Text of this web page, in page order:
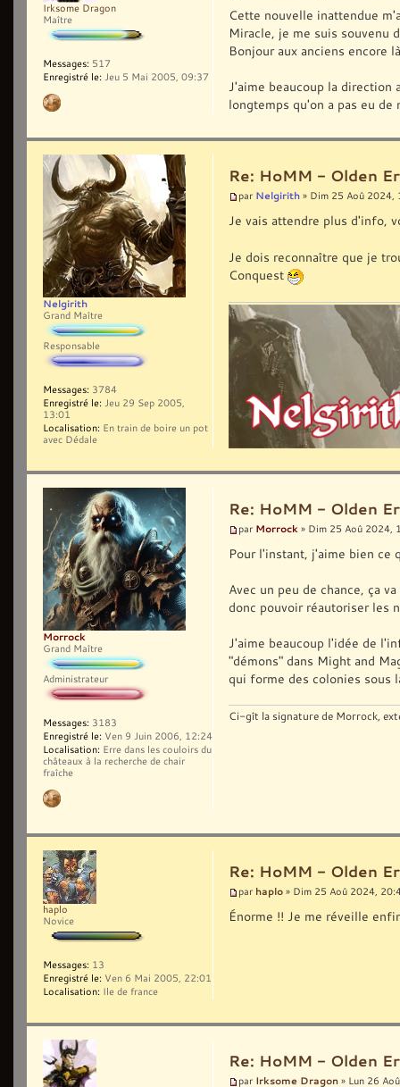
Cette nouvelle inattendue
Miracle, je me suis souvenu
Bonjour aux anciens encore
J'aime beaucoup la
longtemps qu'on a pas eu
Irksome Dragon
Maître
Messages: 517
Enregistré le: Jeu 5 Mai 2005, 09:37
Re: HoMM - Olden
par Nelgirith » Dim 25 Aoû 2024,
Je vais attendre plus d'info,
Je dois reconnaître que je
Conquest
Nelgirith
Grand Maître
Responsable
Messages: 3784
Enregistré le: Jeu 29 Sep 2005,
13:01
Localisation: En train de boire un pot
avec Dédale
Re: HoMM - Olden
par Morrock » Dim 25 Aoû 2024,
Pour l'instant, j'aime bien ce
Avec un peu de chance, ça
donc pouvoir réautoriser les
J'aime beaucoup l'idée de
"démons" dans Might and
qui forme des colonies sous
Ci-gît la signature de Morrock,
Morrock
Grand Maître
Administrateur
Messages: 3183
Enregistré le: Ven 9 Juin 2006, 12:24
Localisation: Erre dans les couloirs du
châteaux à la recherche de chair
fraîche
Re: HoMM - Olden
par haplo » Dim 25 Aoû 2024,
Énorme !! Je me réveille
haplo
Novice
Messages: 13
Enregistré le: Ven 6 Mai 2005, 22:01
Localisation: Ile de france
Re: HoMM - Olden
par Irksome Dragon » Lun 26